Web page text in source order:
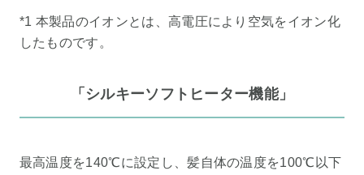
*1 本製品のイオンとは、高電圧により空気をイオン化
したものです。
「シルキーソフトヒーター機能」
最高温度を140℃に設定し、髪自体の温度を100℃以下